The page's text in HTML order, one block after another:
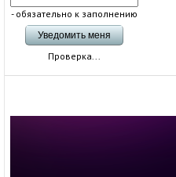
- обязательно к заполнению
Проверка...